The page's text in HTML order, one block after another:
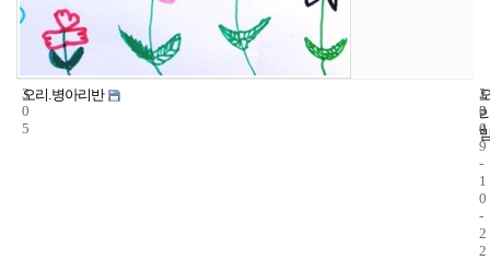
3
0
5
오리.병아리반
1
3
4
2
0
0
9
-
1
0
-
2
2